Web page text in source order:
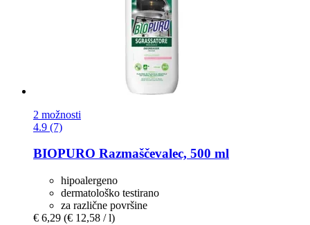
2 možnosti
4.9 (7)
BIOPURO Razmaščevalec, 500 ml
hipoalergeno
dermatološko testirano
za različne površine
€ 6,29 (€ 12,58 / l)